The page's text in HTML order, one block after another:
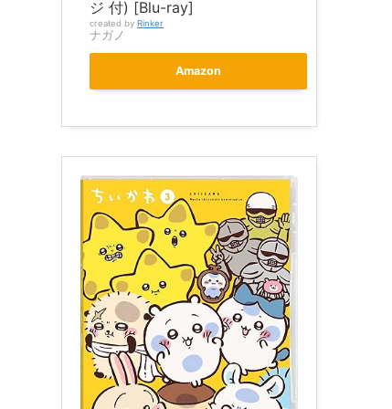
ジ 付) [Blu-ray]
created by Rinker
ナガノ
Amazon